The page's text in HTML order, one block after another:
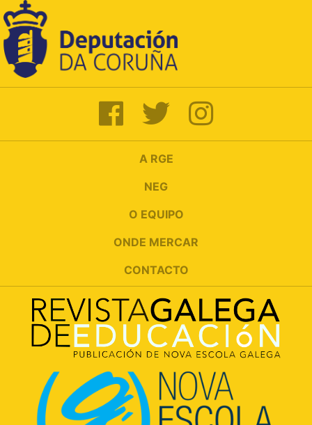
A RGE
NEG
O EQUIPO
ONDE MERCAR
CONTACTO